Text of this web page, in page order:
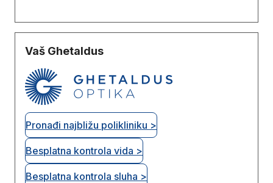
Vaš Ghetaldus
Pronađi najbližu polikliniku >
Besplatna kontrola vida >
Besplatna kontrola sluha >